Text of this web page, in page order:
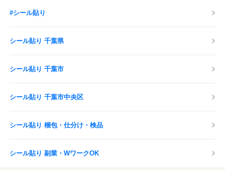
#シール貼り
シール貼り 千葉県
シール貼り 千葉市
シール貼り 千葉市中央区
シール貼り 梱包・仕分け・検品
シール貼り 副業・WワークOK